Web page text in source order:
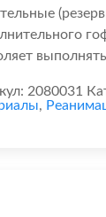
2080031
,